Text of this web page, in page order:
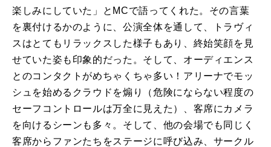
楽しみにしていた」とMCで語ってくれた。その言葉
を裏付けるかのように、公演全体を通して、トラヴィ
スはとてもリラックスした様子もあり、終始笑顔を見
せていた姿も印象的だった。そして、オーディエンス
とのコンタクトがめちゃくちゃ多い！アリーナでモッ
シュを始めるクラウドを煽り（危険にならない程度の
セーフコントロールは万全に見えた）、客席にカメラ
を向けるシーンも多々。そして、他の会場でも同じく
客席からファンたちをステージに呼び込み、サークル